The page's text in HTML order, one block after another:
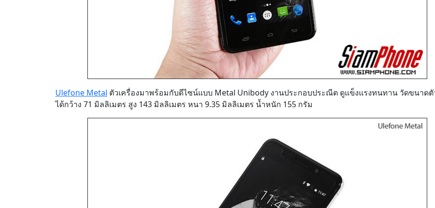
Ulefone Metal ตัวเครื่องมาพร้อมกับดีไซน์แบบ Metal Unibody งานประกอบประณีต ดูแข็งแรงทนทาน วัดขนาดตั
ได้กว้าง 71 มิลลิเมตร สูง 143 มิลลิเมตร หนา 9.35 มิลลิเมตร น้ำหนัก 155 กรัม